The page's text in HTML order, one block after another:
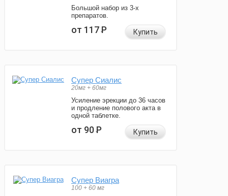
Большой набор из 3-х
препаратов.
от 117Р Купить
Супер Сиалис
20мг + 60мг
Усиление эрекции до 36 часов
и продление полового акта в
одной таблетке.
от 90Р Купить
Супер Виагра
100 + 60 мг